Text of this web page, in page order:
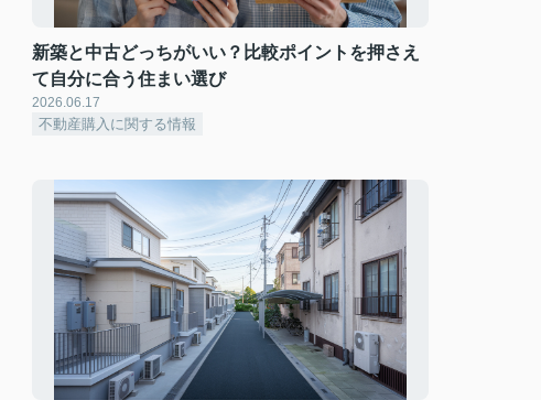
新築と中古どっちがいい？比較ポイントを押さえ
て自分に合う住まい選び
2026.06.17
不動産購入に関する情報